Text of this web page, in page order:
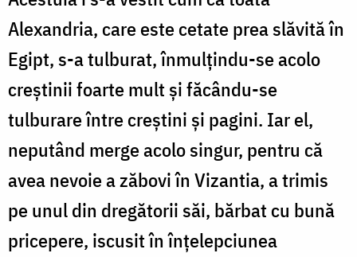
Alexandria, care este cetate prea slăvită în
Egipt, s-a tulburat, înmulțindu-se acolo
creștinii foarte mult și făcându-se
tulburare între creștini și pagini. Iar el,
neputând merge acolo singur, pentru că
avea nevoie a zăbovi în Vizantia, a trimis
pe unul din dregătorii săi, bărbat cu bună
pricepere, iscusit în înțelepciunea